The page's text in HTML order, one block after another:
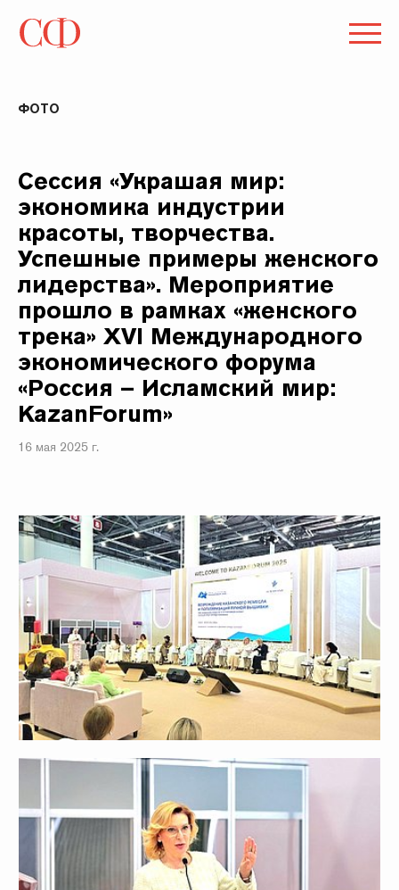
ФОТО
Сессия «Украшая мир:
экономика индустрии
красоты, творчества.
Успешные примеры женского
лидерства». Мероприятие
прошло в рамках «женского
трека» XVI Международного
экономического форума
«Россия – Исламский мир:
KazanForum»
16 мая 2025 г.